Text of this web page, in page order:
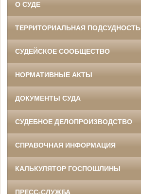
О СУДЕ
ТЕРРИТОРИАЛЬНАЯ ПОДСУДНОСТЬ
СУДЕЙСКОЕ СООБЩЕСТВО
НОРМАТИВНЫЕ АКТЫ
ДОКУМЕНТЫ СУДА
СУДЕБНОЕ ДЕЛОПРОИЗВОДСТВО
СПРАВОЧНАЯ ИНФОРМАЦИЯ
КАЛЬКУЛЯТОР ГОСПОШЛИНЫ
ПРЕСС-СЛУЖБА